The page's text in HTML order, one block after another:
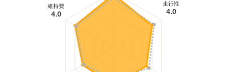
走行性
4.0
維持費
4.0